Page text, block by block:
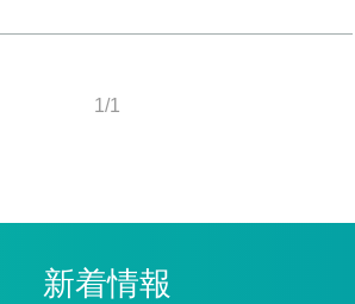
1/1
新着情報